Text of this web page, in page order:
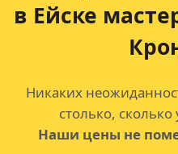
в Ейске
Никаких
столько,
Наши цены не